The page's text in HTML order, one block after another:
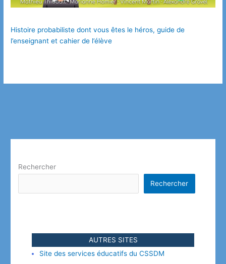
Histoire probabiliste dont vous êtes le héros, guide de
l’enseignant et cahier de l’élève
Rechercher
Rechercher
AUTRES SITES
Site des services éducatifs du CSSDM